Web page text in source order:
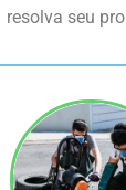
resolva seu